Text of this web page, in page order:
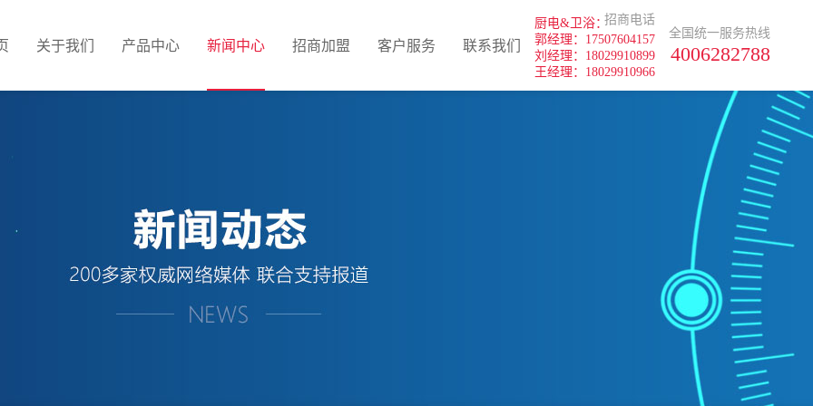
全国统一服务热线
4006282788
招商电话
厨电&卫浴：
郭经理：17507604157
刘经理：18029910899
王经理：18029910966
关于我们 产品中心 新闻中心 招商加盟 客户服务 联系我们